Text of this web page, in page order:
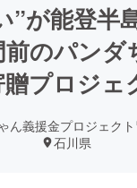
”が能登半
前のパンダ
プロジェ
ん義援金プロジェクト
石川県